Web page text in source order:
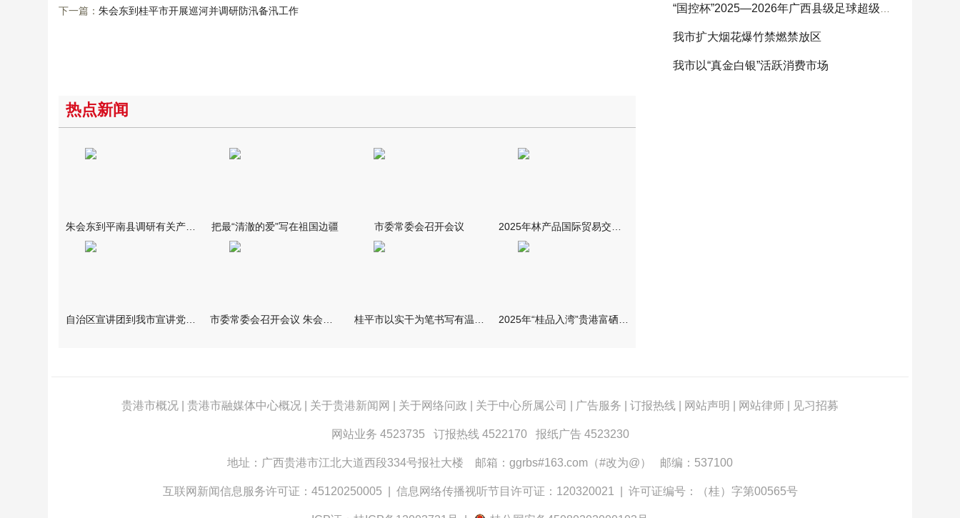
下一篇： 朱会东到桂平市开展巡河并调研防汛备汛工作
热点新闻
把最“清澈的爱”写在祖国边疆 市委常委会召开会议
我市扩大烟花爆竹禁燃禁放区
我市以“真金白银”活跃消费市场
贵港市概况 贵港市融媒体中心概况 关于贵港新闻网 关于网络问政 关于中心所属公司 广告服务 订报热线 网站声明 网站律师 见习招募
网站业务 4523735 订报热线 4522170 报纸广告 4523230
地址：广西贵港市江北大道西段334号报社大楼 邮箱：ggrbs#163.com（#改为@） 邮编：537100
互联网新闻信息服务许可证：45120250005 信息网络传播视听节目许可证：120320021 许可证编号：（桂）字第00565号